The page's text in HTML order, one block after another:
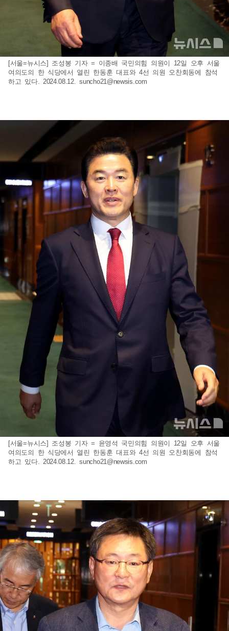
[서울=뉴시스] 조성봉 기자 = 이종배 국민의힘 의원이 12일 오후 서울
여의도의 한 식당에서 열린 한동훈 대표와 4선 의원 오찬회동에 참석
하고 있다. 2024.08.12.suncho21@newsis.com
[서울=뉴시스] 조성봉 기자 = 윤영석 국민의힘 의원이 12일 오후 서울
여의도의 한 식당에서 열린 한동훈 대표와 4선 의원 오찬회동에 참석
하고 있다. 2024.08.12.suncho21@newsis.com